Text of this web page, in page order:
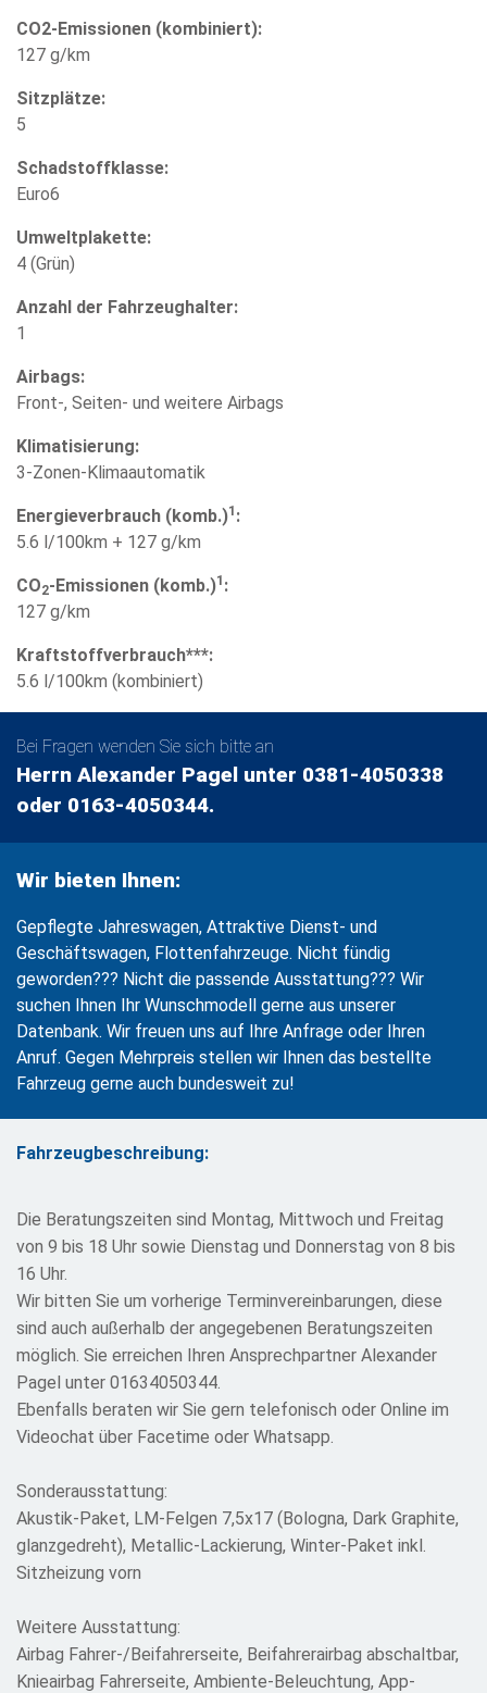
CO2-Emissionen (kombiniert):
127 g/km
Sitzplätze:
5
Schadstoffklasse:
Euro6
Umweltplakette:
4 (Grün)
Anzahl der Fahrzeughalter:
1
Airbags:
Front-, Seiten- und weitere Airbags
Klimatisierung:
3-Zonen-Klimaautomatik
Energieverbrauch (komb.)1 :
5.6 l/100km + 127 g/km
CO2-Emissionen (komb.)1 :
127 g/km
Kraftstoffverbrauch***:
5.6 l/100km (kombiniert)
Bei Fragen wenden Sie sich bitte an
Herrn Alexander Pagel unter 0381-4050338
oder 0163-4050344.
Wir bieten Ihnen:
Gepflegte Jahreswagen, Attraktive Dienst- und
Geschäftswagen, Flottenfahrzeuge. Nicht fündig
geworden??? Nicht die passende Ausstattung??? Wir
suchen Ihnen Ihr Wunschmodell gerne aus unserer
Datenbank. Wir freuen uns auf Ihre Anfrage oder Ihren
Anruf. Gegen Mehrpreis stellen wir Ihnen das bestellte
Fahrzeug gerne auch bundesweit zu!
Fahrzeugbeschreibung:
Die Beratungszeiten sind Montag, Mittwoch und Freitag
von 9 bis 18 Uhr sowie Dienstag und Donnerstag von 8 bis
16 Uhr.
Wir bitten Sie um vorherige Terminvereinbarungen, diese
sind auch außerhalb der angegebenen Beratungszeiten
möglich. Sie erreichen Ihren Ansprechpartner Alexander
Pagel unter 01634050344.
Ebenfalls beraten wir Sie gern telefonisch oder Online im
Videochat über Facetime oder Whatsapp.
Sonderausstattung:
Akustik-Paket, LM-Felgen 7,5x17 (Bologna, Dark Graphite,
glanzgedreht), Metallic-Lackierung, Winter-Paket inkl.
Sitzheizung vorn
Weitere Ausstattung:
Airbag Fahrer-/Beifahrerseite, Beifahrerairbag abschaltbar,
Knieairbag Fahrerseite, Ambiente-Beleuchtung, App-